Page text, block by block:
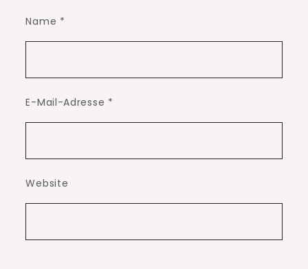
Name *
E-Mail-Adresse *
Website